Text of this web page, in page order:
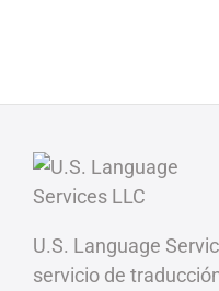
U.S. Language
servicio de